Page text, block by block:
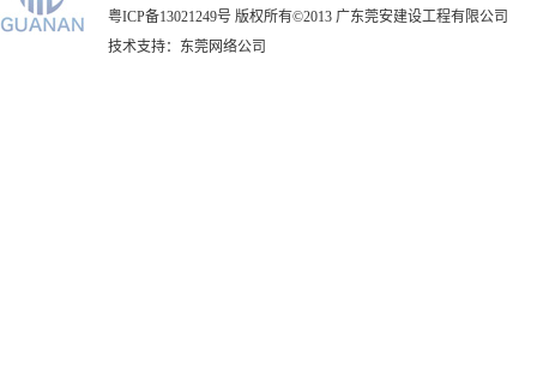
粤ICP备13021249号 版权所有©2013 广东莞安建设工程有限公司
技术支持： 东莞网络公司